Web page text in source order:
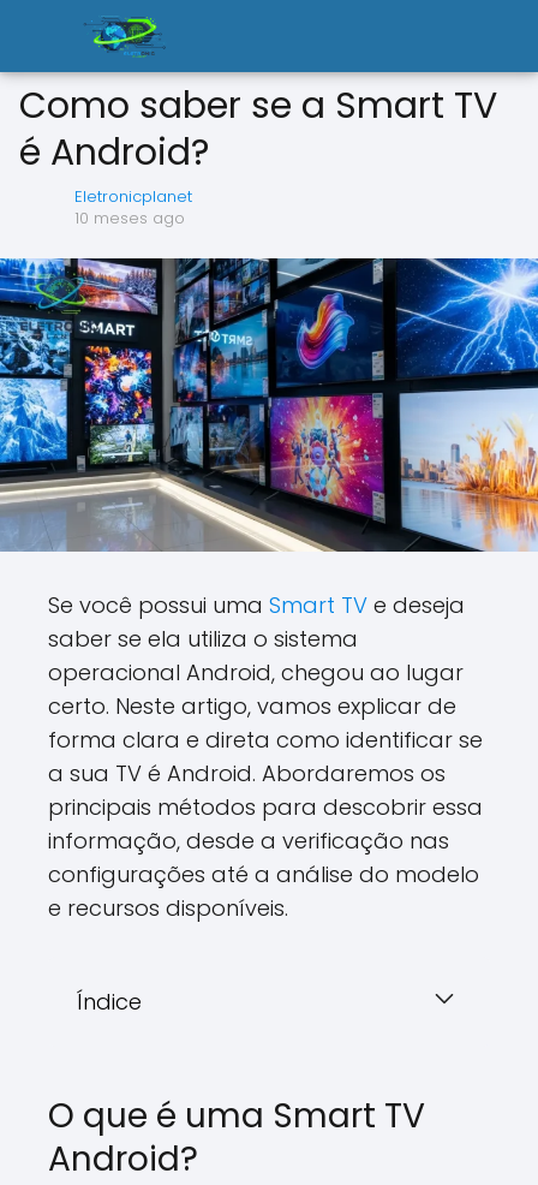
Como saber se a Smart TV
é Android?
Eletronicplanet
10 meses ago
Se você possui uma Smart TV e deseja
saber se ela utiliza o sistema
operacional Android, chegou ao lugar
certo. Neste artigo, vamos explicar de
forma clara e direta como identificar se
a sua TV é Android. Abordaremos os
principais métodos para descobrir essa
informação, desde a verificação nas
configurações até a análise do modelo
e recursos disponíveis.
Índice
O que é uma Smart TV
Android?